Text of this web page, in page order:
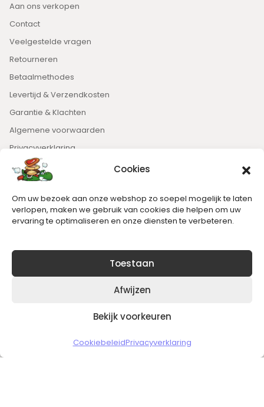
Cookies
Om uw bezoek aan onze webshop zo soepel mogelijk te laten
verlopen, maken we gebruik van cookies die helpen om uw
ervaring te optimaliseren en onze diensten te verbeteren.
Toestaan
Afwijzen
Bekijk voorkeuren
CookiebeleidPrivacyverklaring
Aan ons verkopen
Contact
Veelgestelde vragen
Retourneren
Betaalmethodes
Levertijd & Verzendkosten
Garantie & Klachten
Algemene voorwaarden
Privacyverklaring
Nieuwsbrief
Blijft op de hoogte van het laatste nieuws.